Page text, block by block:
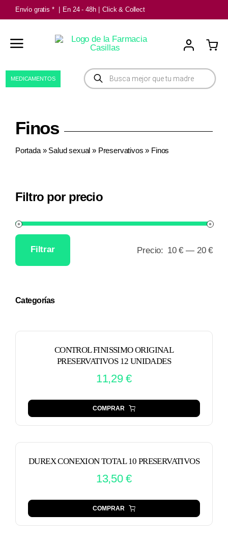
Saltar
al
contenido
Envío gratis * En 24 - 48h Click & Collect
Búsqueda
de
productos
MEDICAMENTOS
Finos
Portada» Salud sexual » Preservativos » Finos
Filtro por precio
Filtrar Precio: 10 € — 20 €
Categorías
CONTROL FINISSIMO ORIGINAL
PRESERVATIVOS 12 UNIDADES
11,29€
COMPRAR
DUREX CONEXION TOTAL 10 PRESERVATIVOS
13,50€
COMPRAR